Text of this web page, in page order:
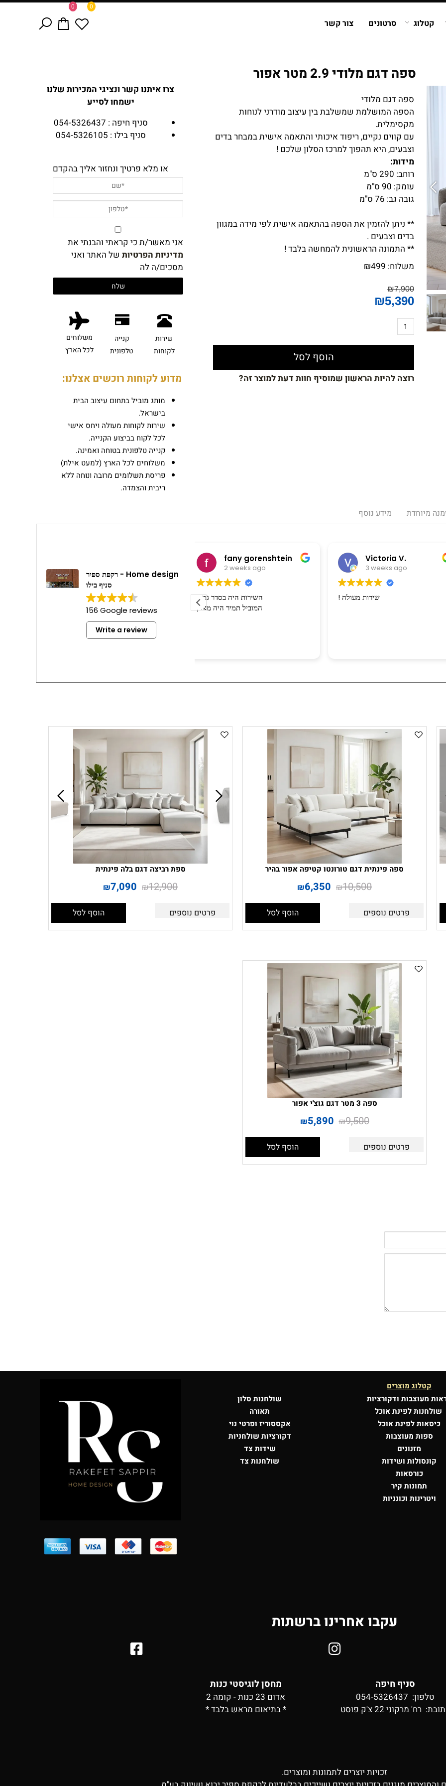
0 0
קטלוג סרטונים צור קשר
ספה דגם מלודי 2.9 מטר אפור
ספה דגם מלודי
הספה המושלמת שמשלבת בין עיצוב מודרני לנוחות
מקסימלית.
עם קווים נקיים, ריפוד איכותי והתאמה אישית במבחר בדים
וצבעים, היא תהפוך למרכז הסלון שלכם !
מידות:
רוחב: 290 ס"מ
עומק: 90 ס"מ
גובה גב: 76 ס"מ
** ניתן להזמין את הספה בהתאמה אישית לפי מידה במגוון
בדים וצבעים .
** התמונה הראשונית להמחשה בלבד !
משלוח:
₪499
₪7,900
₪5,390
הוסף לסל
רוצה להיות הראשון שמוסיף חוות דעת למוצר זה?
צרו איתנו קשר ונציגי המכירות שלנו
ישמחו לסייע
סניף חיפה : 054-5326437
סניף בילו : 054-5326105
או מלא פרטיך ונחזור אליך בהקדם
אני מאשר/ת כי קראתי והבנתי את
מדיניות הפרטיות של האתר ואני
מסכים/ה לה
שירות
לקוחות
קנייה
טלפונית
משלוחים
לכל הארץ
מדוע לקוחות רוכשים אצלנו:
מותג מוביל בתחום עיצוב הבית
בישראל.
שירות לקוחות מעולה ויחס אישי
לכל לקוח בביצוע הקנייה.
קנייה טלפונית בטוחה ואמינה.
משלוחים לכל הארץ (למעט אילת)
פריסת תשלומים מרובה ונוחה ללא
ריבית והצמדה.
מיוחדת מידע נוסף
רקפת ספיר - Home design
סניף בילו
156 Google reviews
Write a review
השירות היה בסדר גמור
המוביל תמיר היה מצוין
Victoria V.
3 weeks ago
! שירות מעולה
Tzofia basa
3 weeks ago
מעולה יחס מדהימים מומלץ בחום
ספה פינתית דגם טורונטו קטיפה אפור בהיר
₪10,500
₪6,350
פרטים נוספים הוסף לסל
ספת רביצה דגם בלה פינתית
₪12,900
₪7,090
פרטים נוספים הוסף לסל
ספה 3 מטר דגם גוצ'י אפור
₪9,500
₪5,890
פרטים נוספים הוסף לסל
קטלוג מוצרים
מעוצבות ודקורציות
שולחנות לפינת אוכל
כיסאות לפינת אוכל
ספות מעוצבות
מזנונים
קונסולות ושידות
כורסאות
תמונות קיר
ויטרינות וכונניות
שולחנות סלון
תאורה
אקססוריז ופרטי נוי
דקורציות שולחניות
שידות צד
שולחנות צד
עקבו אחרינו ברשתות
סניף חיפה
טלפון: 054-5326437
רח' מרקוני 22 צ'ק פוסט
מחסן לוגיסטי כנות
אדום 23 כנות - קומה 2
* בתיאום מראש בלבד *
זכויות יוצרים לתמונות ומוצרים.